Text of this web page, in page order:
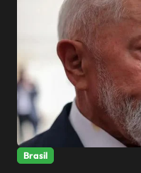
Brasil